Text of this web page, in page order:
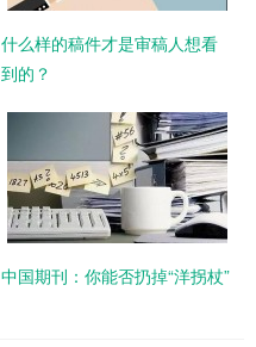
什么样的稿件才是审稿人想看
到的？
中国期刊：你能否扔掉“洋拐杖”